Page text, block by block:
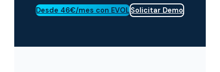
Desde 46€/mes con EVOLSolicitar Demo